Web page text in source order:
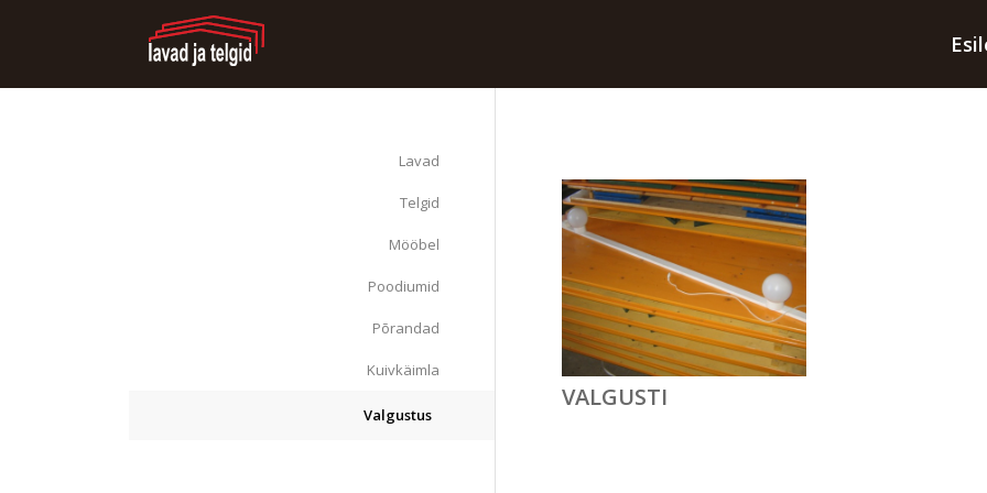
VALGUSTI
Lavad
Telgid
Mööbel
Poodiumid
Põrandad
Kuivkäimla
Valgustus